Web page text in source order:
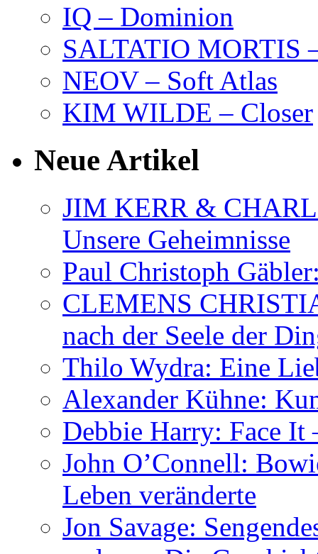
IQ – Dominion
SALTATIO MORTIS
NEOV – Soft Atlas
KIM WILDE – Closer
Neue Artikel
JIM KERR &
Unsere Geheimnisse
Paul Christoph
CLEMENS
nach der Seele der
Thilo Wydra: Eine
Alexander Kühne:
Debbie Harry: Face
John O’Connell:
Leben veränderte
Jon Savage: